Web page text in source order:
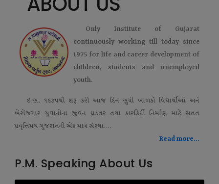
Only Institute of Gujarat
continuously working till today since
1975 for life and career development of
children, students and unemployed
youth.
ઇ.સ. ૧૯૭૫થી શરૂ કરી આજ દિન સુધી બાળકો વિદ્યાર્થીઓ અને
બેરોજગાર યુવાનોના જીવન ઘડતર તથા કારકિર્દી નિર્માણ માટે સતત
પ્રવૃત્તિમય ગુજરાતની એક માત્ર સંસ્થા....
Read more...
P.M. Speaking About Us